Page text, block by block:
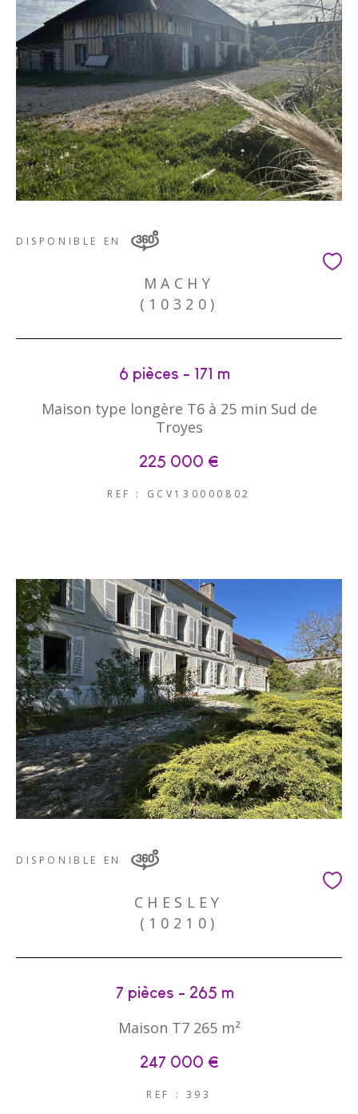
DISPONIBLE EN
MACHY
(10320)
6 pièces - 171 m²
Maison type longère T6 à 25 min Sud de
Troyes
225 000 €
REF : GCV130000802
DISPONIBLE EN
CHESLEY
(10210)
7 pièces - 265 m²
Maison T7 265 m²
247 000 €
REF : 393